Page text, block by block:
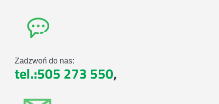
Zadzwoń do nas:
tel.:505 273 550,